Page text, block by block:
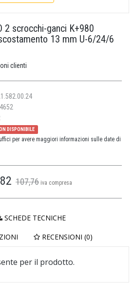
2 scrocchi-ganci K+980
13 mm U-6/24/6
clienti
DISPONIBILE
per avere maggiori informazioni sulle date di
107,76 iva compresa
SCHEDE TECNICHE
RECENSIONI (0)
per il prodotto.